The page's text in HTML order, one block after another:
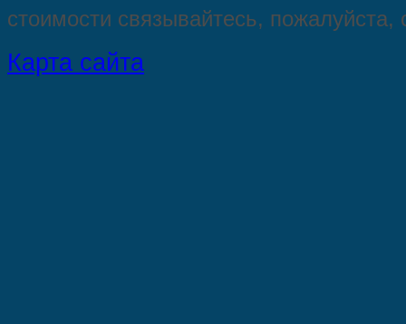
стoимости связывaйтесь,
Карта сайта